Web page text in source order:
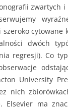
zwartych i
cytowane
dwóch
regresji). Co
University
nich
ma